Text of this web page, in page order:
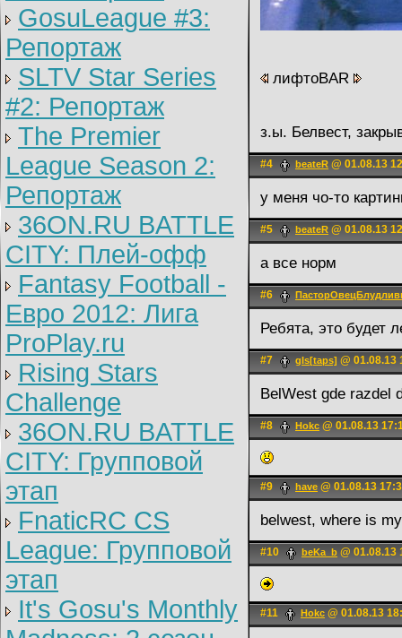
GosuLeague #3:
Репортаж
SLTV Star Series
#2: Репортаж
The Premier
League Season 2:
Репортаж
36ON.RU BATTLE
CITY: Плей-офф
Fantasy Football -
Евро 2012: Лига
ProPlay.ru
Rising Stars
Challenge
36ON.RU BATTLE
CITY: Групповой
этап
FnaticRC CS
League: Групповой
этап
It's Gosu's Monthly
лифтоBAR
з.ы. Белвест,
#4 beateR @ 01.08.13
у меня чо-то
#5 beateR @ 01.08.13
а все норм
#6
Ребята, это будет
#7 gIs[taps] @ 01.08.13
BelWest gde razdel
#8 Hokc @ 01.08.13
#9 have @ 01.08.13
belwest, where is
#10 beKa_b @ 01.08.13
#11 Hokc @ 01.08.13